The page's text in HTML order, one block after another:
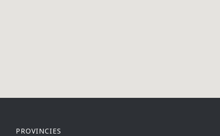
PROVINCIES